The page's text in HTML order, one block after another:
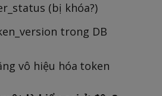
(bị khóa?)
trong DB
vô hiệu hóa token